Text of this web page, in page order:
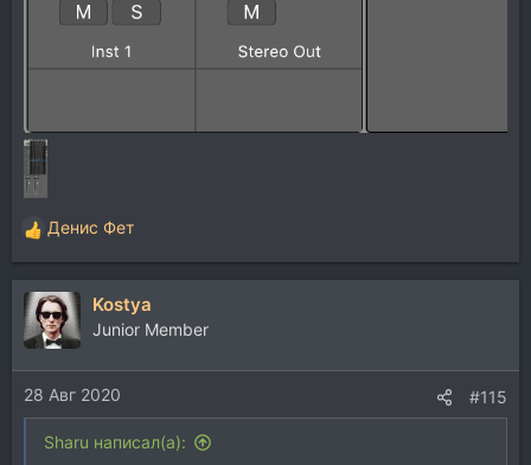
Р
е
а
к
ц
и
и
:
Денис Фет
Kostya
Junior Member
28 Авг 2020 #115
Sharu написал(а):